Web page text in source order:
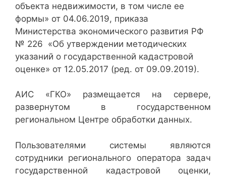
объекта недвижимости, в том числе ее
формы» от 04.06.2019, приказа
Министерства экономического развития РФ
№ 226 «Об утверждении методических
указаний о государственной кадастровой
оценке» от 12.05.2017 (ред. от 09.09.2019).
АИС «ГКО» размещается на сервере,
развернутом в государственном
региональном Центре обработки данных.
Пользователями системы являются
сотрудники регионального оператора задач
государственной кадастровой оценки,